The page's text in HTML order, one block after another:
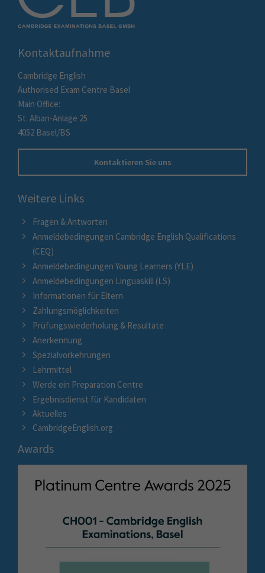
Kontaktaufnahme
Cambridge English
Authorised Exam Centre Basel
Main Office:
St. Alban-Anlage 25
4052 Basel/BS
Kontaktieren Sie uns
Weitere Links
Fragen & Antworten
Anmeldebedingungen Cambridge English Qualifications
(CEQ)
Anmeldebedingungen Young Learners (YLE)
Anmeldebedingungen Linguaskill (LS)
Informationen für Eltern
Zahlungsmöglichkeiten
Prüfungswiederholung & Resultate
Anerkennung
Spezialvorkehrungen
Lehrmittel
Werde ein Preparation Centre
Ergebnisdienst für Kandidaten
Aktuelles
CambridgeEnglish.org
Awards